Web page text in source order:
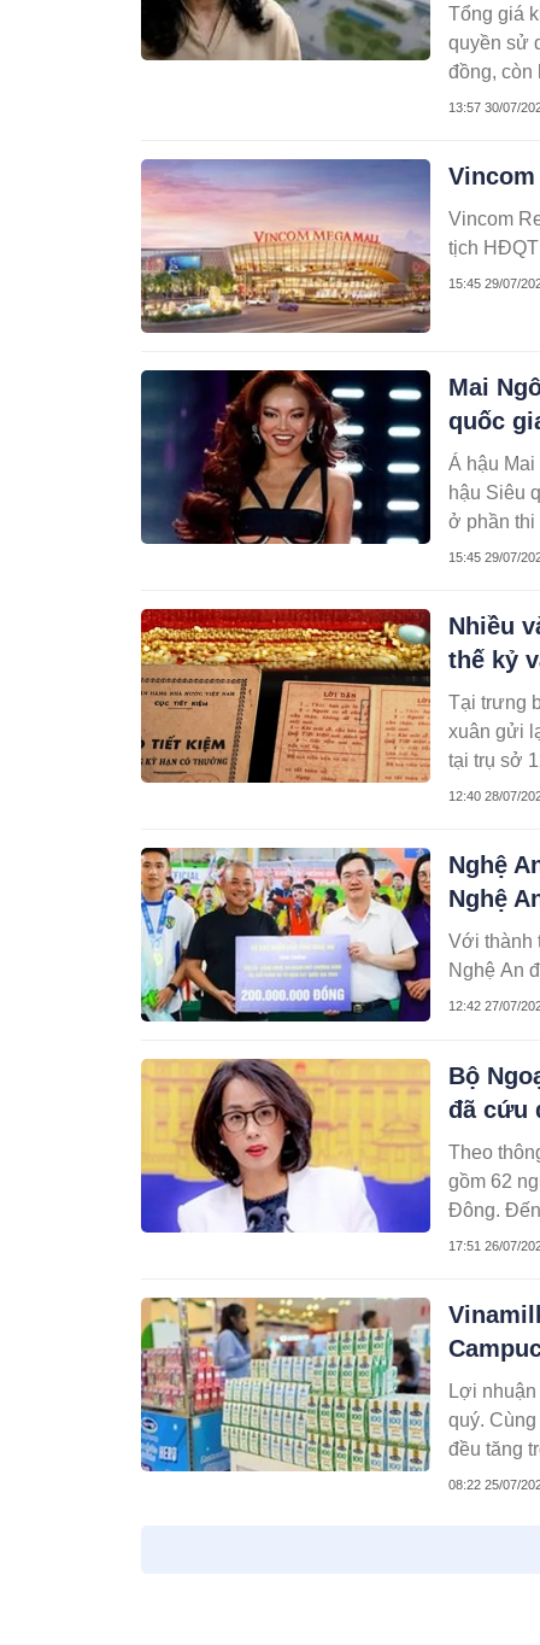
Tổng giá
quyền sử
đồng, còn
đồng.
13:57 30/07/
Vincom
tịch
15:45 29/07/
Mai
quốc
Á hậu
hậu Siêu
ở phần thi
Kỳ.
15:45 29/07/
Nhiều
thế kỷ
Tại trưng
xuân gửi
tại trụ sở
sổ tiết
12:40 28/07/
Nghệ
Nghệ
Với thành
Nghệ An
12:42 27/07/
Bộ
đã cứu
Theo
gồm 62
Đông.
17:51 26/07/
Lợi
quý.
đều tăng
08:22 25/07/